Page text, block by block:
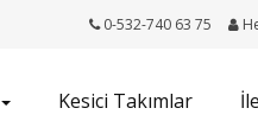
0-532-740 63 75
Kesici Takımlar